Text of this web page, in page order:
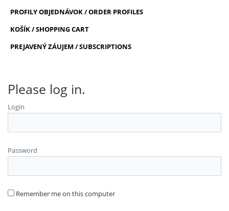
PROFILY OBJEDNÁVOK / ORDER PROFILES
KOŠÍK / SHOPPING CART
PREJAVENÝ ZÁUJEM / SUBSCRIPTIONS
Please log in.
Login
Password
Remember me on this computer